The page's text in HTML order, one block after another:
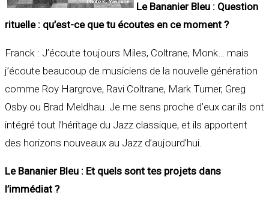
Le Bananier Bleu : Question
rituelle : qu’est-ce que tu écoutes en ce moment ?
Franck : J’écoute toujours Miles, Coltrane, Monk… mais
j’écoute beaucoup de musiciens de la nouvelle génération
comme Roy Hargrove, Ravi Coltrane, Mark Turner, Greg
Osby ou Brad Meldhau. Je me sens proche d’eux car ils ont
intégré tout l’héritage du Jazz classique, et ils apportent
des horizons nouveaux au Jazz d’aujourd’hui.
Le Bananier Bleu : Et quels sont tes projets dans
l’immédiat ?